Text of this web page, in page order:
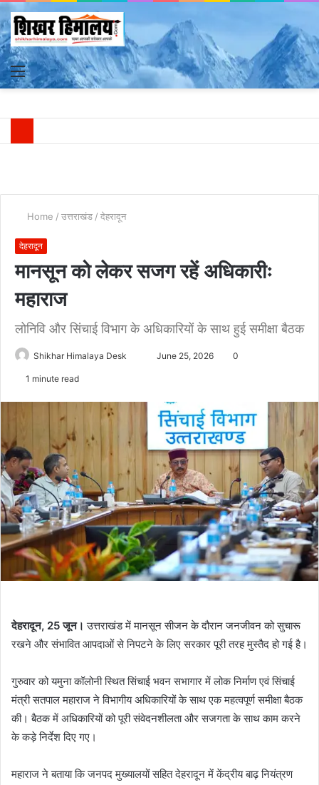
Menu
Home / उत्तराखंड / देहरादून
देहरादून
मानसून को लेकर सजग रहें अधिकारीः
महाराज
लोनिवि और सिंचाई विभाग के अधिकारियों के साथ हुई समीक्षा बैठक
Shikhar Himalaya Desk
SendJune 25, 2026 0
1 minute read
देहरादून, 25 जून। उत्तराखंड में मानसून सीजन के दौरान जनजीवन को सुचारू
रखने और संभावित आपदाओं से निपटने के लिए सरकार पूरी तरह मुस्तैद हो गई है।
गुरुवार को यमुना कॉलोनी स्थित सिंचाई भवन सभागार में लोक निर्माण एवं सिंचाई
मंत्री सतपाल महाराज ने विभागीय अधिकारियों के साथ एक महत्वपूर्ण समीक्षा बैठक
की। बैठक में अधिकारियों को पूरी संवेदनशीलता और सजगता के साथ काम करने
के कड़े निर्देश दिए गए।
महाराज ने बताया कि जनपद मुख्यालयों सहित देहरादून में केंद्रीय बाढ़ नियंत्रण